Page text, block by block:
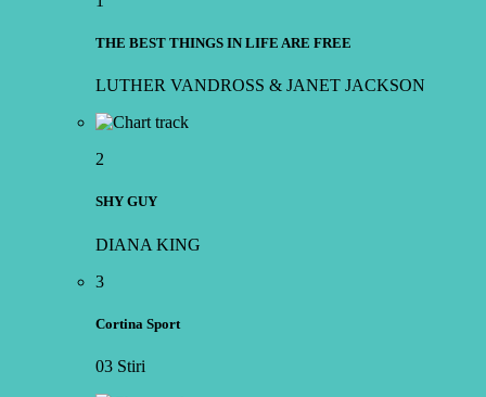
THE BEST THINGS IN LIFE ARE FREE
LUTHER VANDROSS & JANET JACKSON
2
SHY GUY
DIANA KING
3
Cortina Sport
03 Stiri